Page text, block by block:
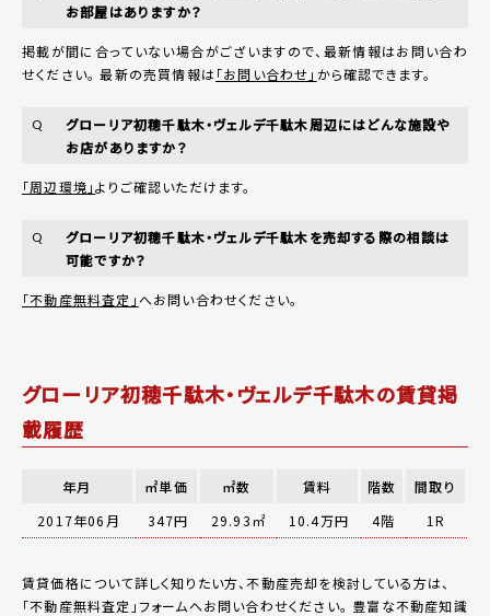
お部屋はありますか？
掲載が間に合っていない場合がございますので、最新情報はお問い合わ
せください。 最新の売買情報は「お問い合わせ」 から確認できます。
Q
グローリア初穂千駄木・ヴェルデ千駄木周辺にはどんな施設や
お店がありますか？
「周辺環境」よりご確認いただけます。
Q
グローリア初穂千駄木・ヴェルデ千駄木を売却する際の相談は
可能ですか？
「不動産無料査定」へお問い合わせください。
グローリア初穂千駄木・ヴェルデ千駄木の賃貸掲
載履歴
年月 ㎡単価 ㎡数 賃料 階数
間取り
2017年06月
347円 29.93㎡ 10.4万円 4階 1R
賃貸価格について詳しく知りたい方、不動産売却を検討している方は、
「不動産無料査定 」フォームへお問い合わせください。 豊富な不動産知識